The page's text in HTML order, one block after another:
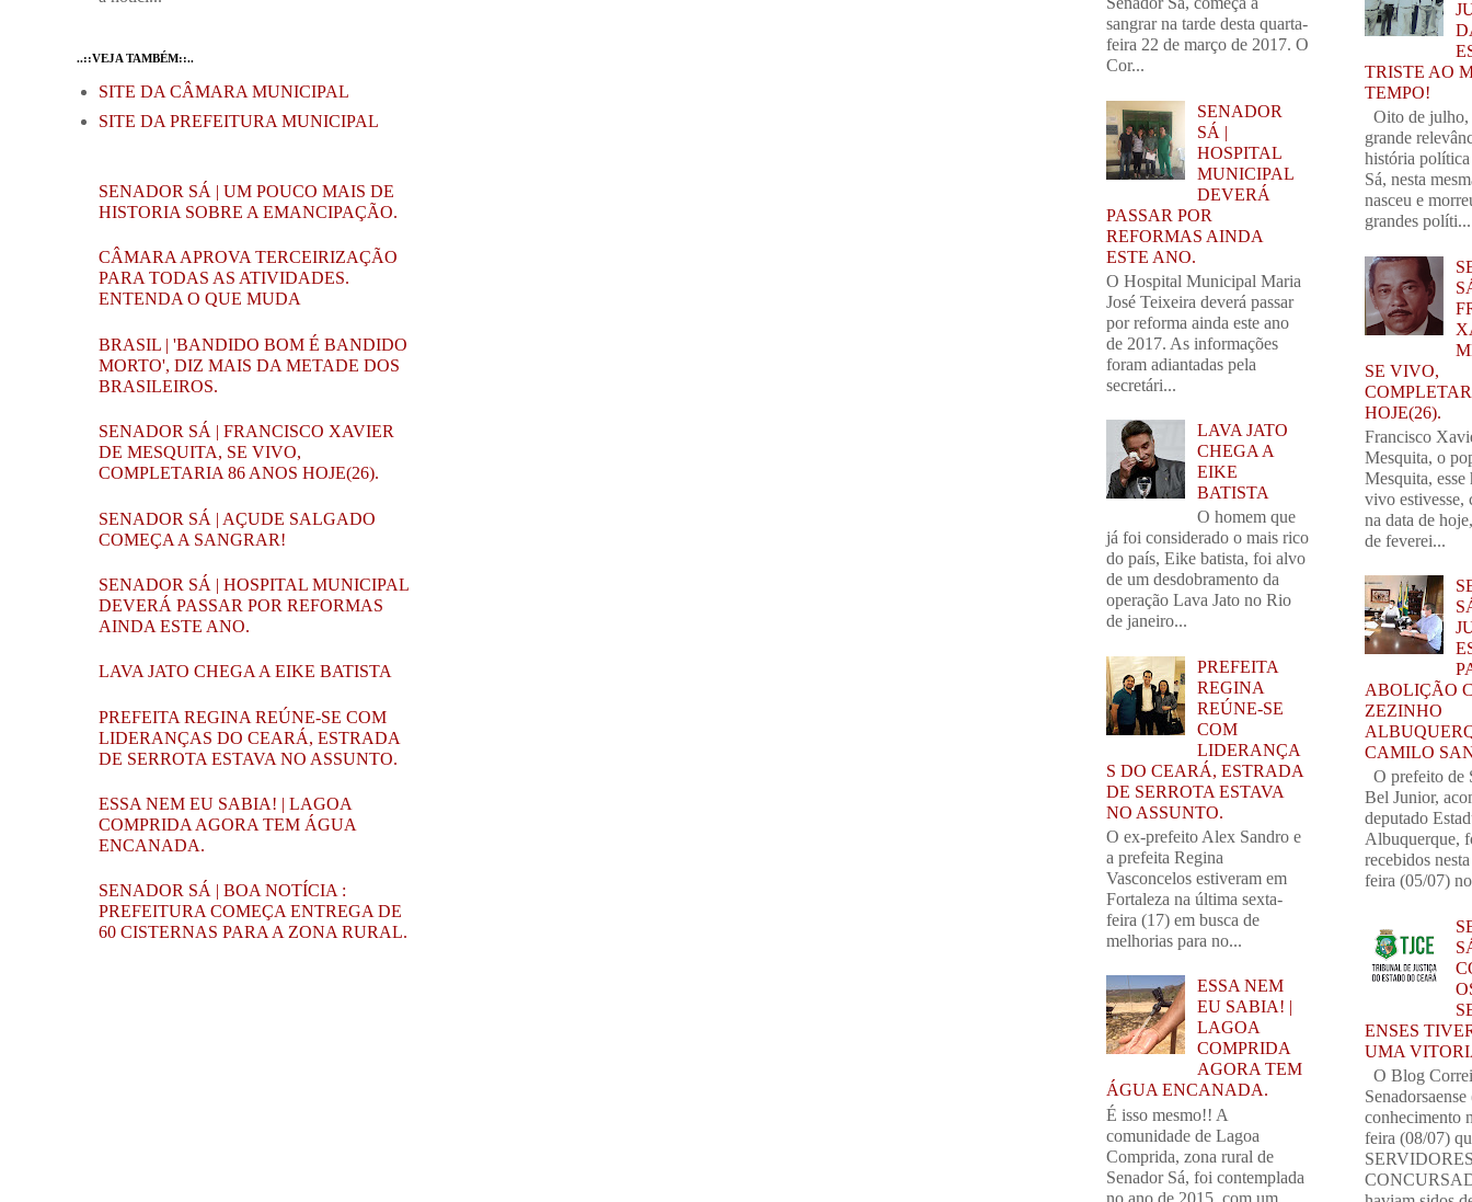
..::VEJA TAMBÉM::..
SITE DA CÂMARA MUNICIPAL
SITE DA PREFEITURA MUNICIPAL
SENADOR SÁ | UM POUCO MAIS DE
HISTORIA SOBRE A EMANCIPAÇÃO.
CÂMARA APROVA TERCEIRIZAÇÃO
PARA TODAS AS ATIVIDADES.
ENTENDA O QUE MUDA
BRASIL | 'BANDIDO BOM É BANDIDO
MORTO', DIZ MAIS DA METADE DOS
BRASILEIROS.
SENADOR SÁ | FRANCISCO XAVIER
DE MESQUITA, SE VIVO,
COMPLETARIA 86 ANOS HOJE(26).
SENADOR SÁ | AÇUDE SALGADO
COMEÇA A SANGRAR!
SENADOR SÁ | HOSPITAL MUNICIPAL
DEVERÁ PASSAR POR REFORMAS
AINDA ESTE ANO.
LAVA JATO CHEGA A EIKE BATISTA
PREFEITA REGINA REÚNE-SE COM
LIDERANÇAS DO CEARÁ, ESTRADA
DE SERROTA ESTAVA NO ASSUNTO.
ESSA NEM EU SABIA! | LAGOA
COMPRIDA AGORA TEM ÁGUA
ENCANADA.
SENADOR SÁ | BOA NOTÍCIA :
PREFEITURA COMEÇA ENTREGA DE
60 CISTERNAS PARA A ZONA RURAL.
sangrar na tarde desta quarta-
feira 22 de março de 2017. O
Cor...
SENADOR
SÁ |
HOSPITAL
MUNICIPAL
DEVERÁ
PASSAR POR
REFORMAS AINDA
ESTE ANO.
O Hospital Municipal Maria
José Teixeira deverá passar
por reforma ainda este ano
de 2017. As informações
foram adiantadas pela
secretári...
LAVA JATO
CHEGA A
EIKE
BATISTA
O homem que
já foi considerado o mais rico
do país, Eike batista, foi alvo
de um desdobramento da
operação Lava Jato no Rio
de janeiro...
PREFEITA
REGINA
REÚNE-SE
COM
LIDERANÇA
S DO CEARÁ, ESTRADA
DE SERROTA ESTAVA
NO ASSUNTO.
O ex-prefeito Alex Sandro e
a prefeita Regina
Vasconcelos estiveram em
Fortaleza na última sexta-
feira (17) em busca de
melhorias para no...
ESSA NEM
EU SABIA! |
LAGOA
COMPRIDA
AGORA TEM
ÁGUA ENCANADA.
É isso mesmo!! A
comunidade de Lagoa
Comprida, zona rural de
Senador Sá, foi contemplada
no ano de 2015, com um
TRISTE AO
TEMPO!
Oito de julho,
grande
história
Sá, nesta
nasceu e
grandes políti...
SE VIVO,
HOJE(26).
Francisco
Mesquita, o
Mesquita, esse
vivo estivesse,
na data de
de feverei...
ABOLIÇÃO
ZEZINHO
CAMILO
O prefeito de
Bel Junior,
deputado
Albuquerque,
recebidos
feira (05/07)
ENSES
UMA
O Blog
conhecimento
feira (08/07)